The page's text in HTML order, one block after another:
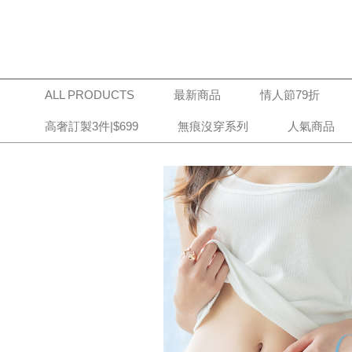
ALL PRODUCTS 最新商品 情人節79折
高奢訂製3件|$699 無痕沒穿系列 人氣商品